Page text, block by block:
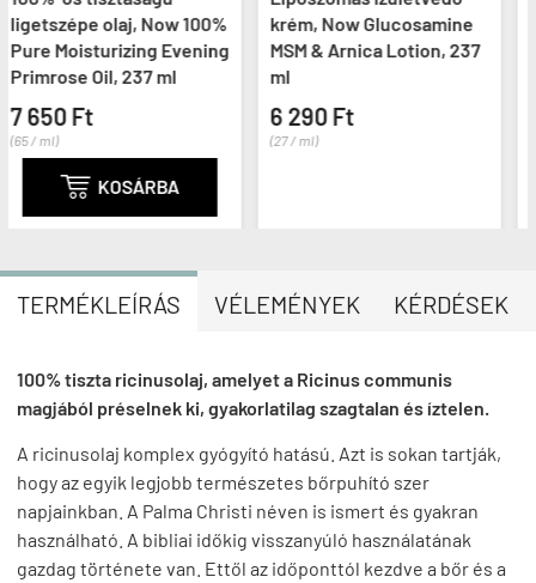
100%
Evening
ml
krém, Now Glucosamine
MSM & Arnica Lotion, 237
ml
bőrápoló, Now
Glycerine, 473 ml
TERMÉKLEÍRÁS VÉLEMÉNYEK KÉRDÉSEK
100% tiszta ricinusolaj, amelyet a Ricinus communis
magjából préselnek ki, gyakorlatilag szagtalan és íztelen.
A ricinusolaj komplex gyógyító hatású. Azt is sokan tartják,
hogy az egyik legjobb természetes bőrpuhító szer
napjainkban. A Palma Christi néven is ismert és gyakran
használható. A bibliai időkig visszanyúló használatának
gazdag története van. Ettől az időponttól kezdve a bőr és a